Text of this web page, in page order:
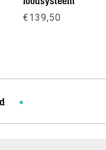
€139,50